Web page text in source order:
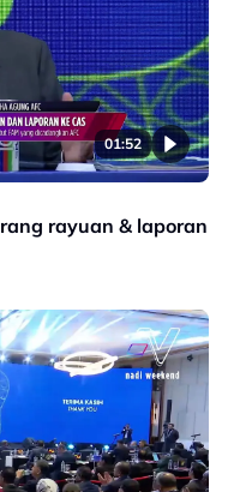
01:52
rayuan & laporan